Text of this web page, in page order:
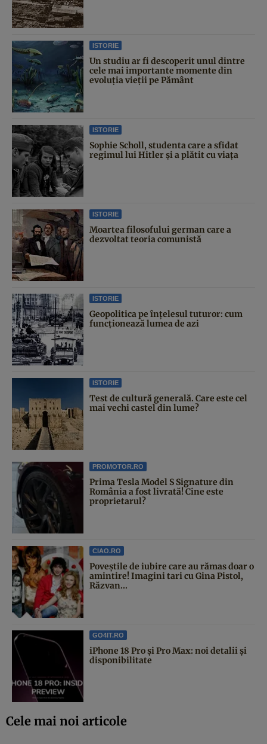
ISTORIE
Un studiu ar fi descoperit unul dintre
cele mai importante momente din
evoluția vieții pe Pământ
ISTORIE
Sophie Scholl, studenta care a sfidat
regimul lui Hitler și a plătit cu viața
ISTORIE
Moartea filosofului german care a
dezvoltat teoria comunistă
ISTORIE
Geopolitica pe înțelesul tuturor: cum
funcționează lumea de azi
ISTORIE
Test de cultură generală. Care este cel
mai vechi castel din lume?
PROMOTOR.RO
Prima Tesla Model S Signature din
România a fost livrată! Cine este
proprietarul?
CIAO.RO
Poveştile de iubire care au rămas doar o
amintire! Imagini tari cu Gina Pistol,
Răzvan...
GO4IT.RO
iPhone 18 Pro și Pro Max: noi detalii și
disponibilitate
Cele mai noi articole